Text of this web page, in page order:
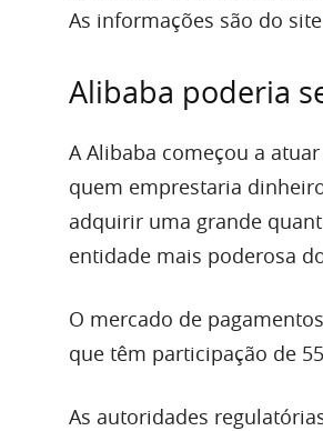
As informações são do site
Alibaba poderia
A Alibaba começou a
quem emprestaria
adquirir uma grande
entidade mais poderosa
O mercado de
que têm participação de
As autoridades